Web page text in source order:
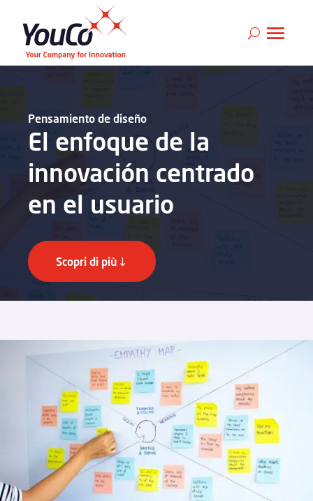
El enfoque de la
innovación centrado
en el usuario
Pensamiento de diseño
Scopri di più